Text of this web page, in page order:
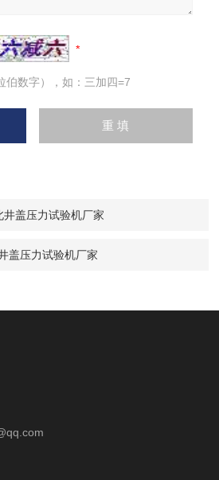
伯数字），如：三加四=7
井盖压力试验机厂家
盖压力试验机厂家